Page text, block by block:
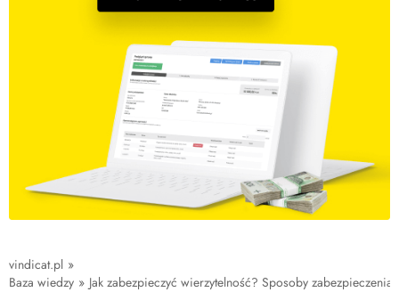
vindicat.pl »
Baza wiedzy » Jak zabezpieczyć wierzytelność? Sposoby zabezpieczenia